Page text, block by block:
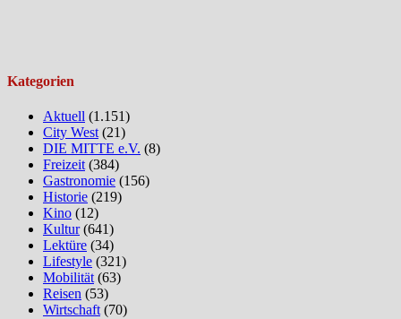
Kategorien
Aktuell (1.151)
City West (21)
DIE MITTE e.V. (8)
Freizeit (384)
Gastronomie (156)
Historie (219)
Kino (12)
Kultur(641)
Lektüre (34)
Lifestyle (321)
Mobilität (63)
Reisen (53)
Wirtschaft (70)